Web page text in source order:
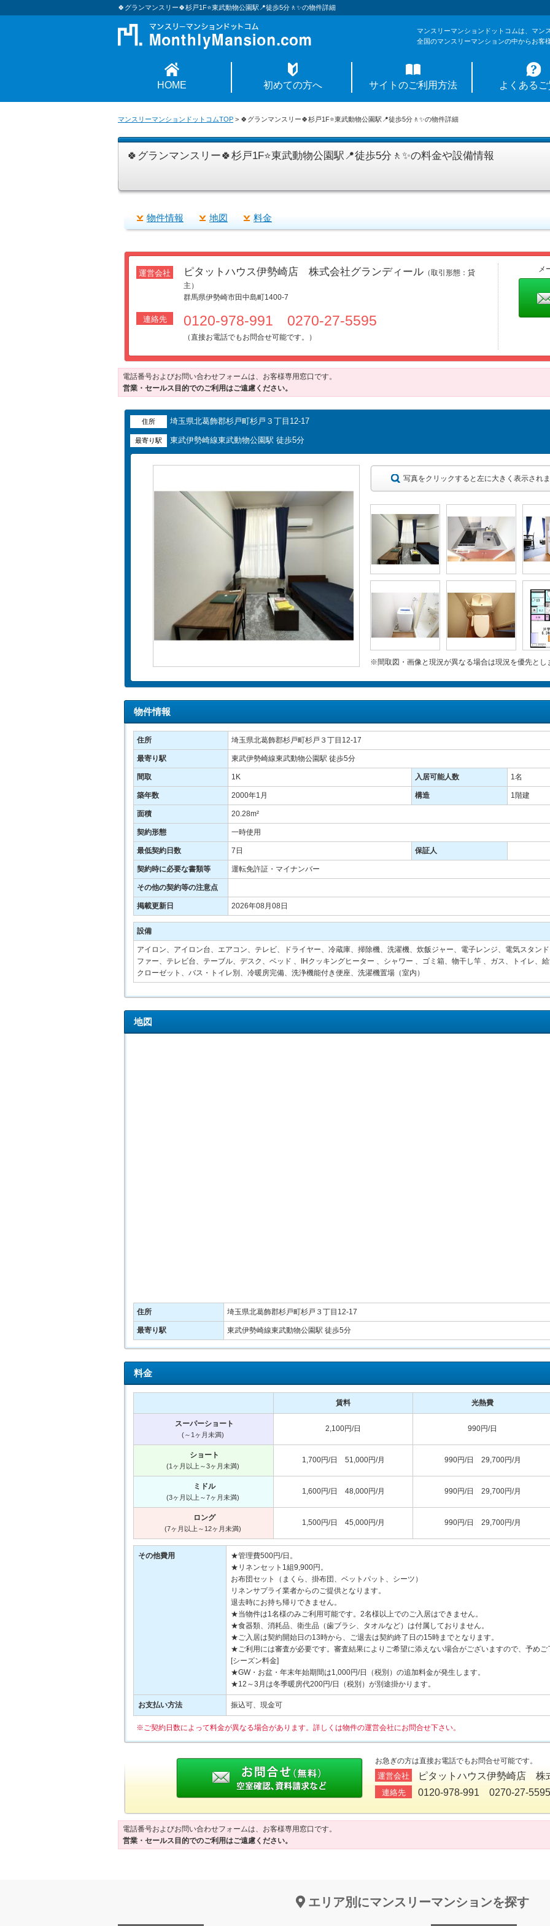
🍀グランマンスリー🍀杉戸1F⭐東武動物公園駅📍徒歩5分🚶✨の物件詳細
マンスリーマンションドットコムは、マン
全国のマンスリーマンションの中からお客
HOME 初めての方へ サイトのご利用方法 よくある
マンスリーマンションドットコムTOP > 🍀グランマンスリー🍀杉戸1F⭐東武動物公園駅📍徒歩5分🚶✨の物件詳細
🍀グランマンスリー🍀杉戸1F⭐東武動物公園駅📍徒歩5分🚶✨の料金や設備情報
物件情報 地図 料金
運営会社 ピタットハウス伊勢崎店 株式会社グランディール（取引形態：貸
主）
群馬県伊勢崎市田中島町1400-7
連絡先 0120-978-991 0270-27-5595
（直接お電話でもお問合せ可能です。）
メ
電話番号およびお問い合わせフォームは、お客様専用窓口です。
営業・セールス目的でのご利用はご遠慮ください。
住所 埼玉県北葛飾郡杉戸町杉戸３丁目12-17
最寄り駅 東武伊勢崎線東武動物公園駅 徒歩5分
写真をクリックすると左に大きく表示され
※間取図・画像と現況が異なる場合は現況を優先とし
物件情報
住所 埼玉県北葛飾郡杉戸町杉戸３丁目12-17
最寄り駅 東武伊勢崎線東武動物公園駅 徒歩5分
間取 1K 入居可能人数 1名
築年数 2000年1月 構造 1階建
面積 20.28m²
契約形態 一時使用
最低契約日数 7日 保証人
契約時に必要な書類等 運転免許証・マイナンバー
その他の契約等の注意点
掲載更新日 2026年08月08日
設備
アイロン、アイロン台、エアコン、テレビ、ドライヤー、冷蔵庫、掃除機、洗濯機、炊飯ジャー、電子レンジ、電気スタン
ファー、テレビ台、テーブル、デスク、ベッド 、IHクッキングヒーター 、シャワー 、ゴミ箱、物干し竿 、ガス、トイレ、
クローゼット、バス・トイレ別、冷暖房完備、洗浄機能付き便座、洗濯機置場（室内）
地図
住所 埼玉県北葛飾郡杉戸町杉戸３丁目12-17
最寄り駅 東武伊勢崎線東武動物公園駅 徒歩5分
料金
賃料 光熱費
スーパーショート
(～1ヶ月未満)
2,100円/日 990円/日
ショート
(1ヶ月以上～3ヶ月未満)
1,700円/日 51,000円/月 990円/日 29,700円/月
ミドル
(3ヶ月以上～7ヶ月未満)
1,600円/日 48,000円/月 990円/日 29,700円/月
ロング
(7ヶ月以上～12ヶ月未満)
1,500円/日 45,000円/月 990円/日 29,700円/月
その他費用
★管理費500円/日。
★リネンセット1組9,900円。
お布団セット（まくら、掛布団、ベットパット、シーツ）
リネンサプライ業者からのご提供となります。
退去時にお持ち帰りできません。
★当物件は1名様のみご利用可能です。2名様以上でのご入居はできません。
★食器類、消耗品、衛生品（歯ブラシ、タオルなど）は付属しておりません。
★ご入居は契約開始日の13時から、ご退去は契約終了日の15時までとなります。
★ご利用には審査が必要です。審査結果によりご希望に添えない場合がございますので、予めご
[シーズン料金]
★GW・お盆・年末年始期間は1,000円/日（税別）の追加料金が発生します。
★12～3月は冬季暖房代200円/日（税別）が別途掛かります。
お支払い方法 振込可、現金可
※ご契約日数によって料金が異なる場合があります。詳しくは物件の運営会社にお問合せ下さい。
お急ぎの方は直接お電話でもお問合せ可能です。
運営会社 ピタットハウス伊勢崎店 株
連絡先 0120-978-991 0270-27-
電話番号およびお問い合わせフォームは、お客様専用窓口です。
営業・セールス目的でのご利用はご遠慮ください。
エリア別にマンスリーマンションを探す